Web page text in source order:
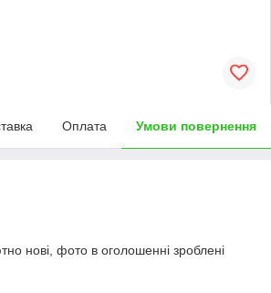
Оплата Умови повернення
нові, фото в оголошенні зроблені